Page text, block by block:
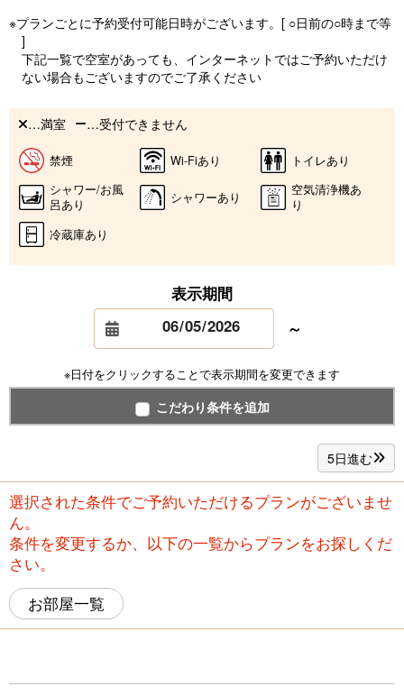
※プランごとに予約受付可能日時がございます。[ ○日前の○時まで等
]
下記一覧で空室があっても、インターネットではご予約いただけ
ない場合もございますのでご了承ください
…満室 …受付できません
禁煙 Wi-Fiあり
トイレあり
シャワー/お風
呂あり
シャワーあり
空気清浄機あ
り
冷蔵庫あり
表示期間
～
※日付をクリックすることで表示期間を変更できます
こだわり条件を追加
5日進む
選択された条件でご予約いただけるプランがございませ
ん。
条件を変更するか、以下の一覧からプランをお探しくだ
さい。
お部屋一覧